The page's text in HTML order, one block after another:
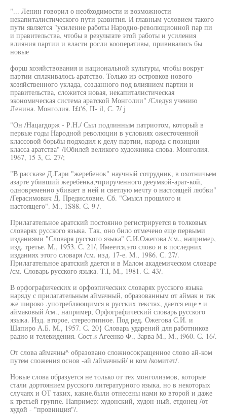
"... Ленин говорил о необходимости и возможности
некапиталистического пути развития. И главным условием такого
пути является "усиление работы Народно-революционной пар пи
и правительства, чтобы в результате этой работы и усиления
влияния партии и власти росли кооперативы, прививались бы
новые
форш хозяйствования и национальной культуры, чтобы вокруг
партии сплачивалось аратство. Только из островков нового
хозяйственного уклада, созданного под влиянием партии и
правительства, сложится новая, некапиталистическая
экономическая система аратской Монголии" /Следуя учению
Ленина. Монголия. I£t'6, II- il, С. 7/ j
"Он /Нацагдорж - Р.Н./ Сыл подлинным патриотом, который в
первые годы Народной революции в условиях ожесточенной
классовой борьбы подходил к делу партии, народа с позиции
класса аратства" /Юбилей великого художника слова. Монголия.
1967, 15 3, С. 27/;
"В рассказе Д.Гари "жеребенок" научный сотрудник, в охотничьем
азарте убивший жеребенка,•прирученного дееумкой-арат-кой,
одновременно убивает в ней и светлую мечту о настоящей любви"
/Герасимович Д. Предисловие. Сб. "Смысл прошлого и
настоящего". M., 1S88. С. 9 /.
Прилагательное аратский постоянно регистрируется в толковых
словарях русского языка. Так, оно било отмечено еще первыми
изданиями "Словаря русского языка" С.И.Ожегова /см., например,
изд. третье. M., 1953. С. 21/, Имеется,это слово и в последних
изданиях этого словаря /см. изд. 17-е. M., 1986. С. 27/.
Прилагательное аратский дается и в Малом академическом словаре
/см. Словарь русского языка. T.I, M., 1981. С. 43/.
В орфографических и орфоэпических словарях русского языка
наряду с прилагательным аймачный, образованным от аймак и так
же широко .употребляющимся в русских текстах, дается еще • и
аймаковый /см., например, Орфографический словарь русского
языка. Изд. второе, стереотипное. Под ред. Ожегова С.И. и
Шапиро А.Б. M., 1957. С. 20} Словарь ударений для работников
радио и телевидения. Сост.s Агеенко Ф., Зарва M., М., i960. С. 16/.
От слова аймачны^ образовано сложносокращенное слово ай-ком
путем сложения основ -ай /аймачный/ и ком /комитет/.
Новые слова образуется не только от тех монголизмов, которые
стали дортоянием русского литературного языка, но в некоторых
случаях и ОТ таких, какие.были отнесены нами ко второй и даже
к третьей группе. Например: худонский, худон-ный, етдонец /от
худой - "провинция"/.